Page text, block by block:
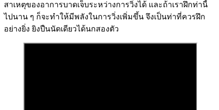
สาเหตุของอาการบาดเจ็บระหว่างการวิ่งได้ และถ้าเราฝึกท่านี้
ไปนาน ๆ ก็จะทำให้มีพลังในการวิ่งเพิ่มขึ้น จึงเป็นท่าที่ควรฝึก
อย่างยิ่ง ยิงปืนนัดเดียวได้นกสองตัว